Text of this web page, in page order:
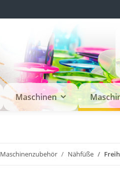
Maschinen
Maschinenzubehör Nähfüße